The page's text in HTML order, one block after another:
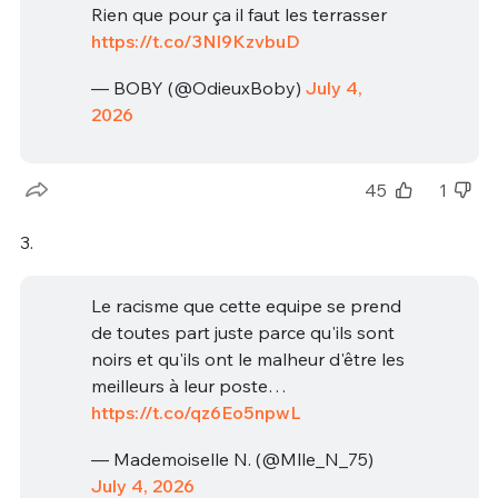
Rien que pour ça il faut les terrasser
https://t.co/3Nl9KzvbuD
— BOBY (@OdieuxBoby) July 4,
2026
45 1
3.
Le racisme que cette equipe se prend
de toutes part juste parce qu'ils sont
noirs et qu'ils ont le malheur d'être les
meilleurs à leur poste…
https://t.co/qz6Eo5npwL
— Mademoiselle N. (@Mlle_N_75)
July 4, 2026